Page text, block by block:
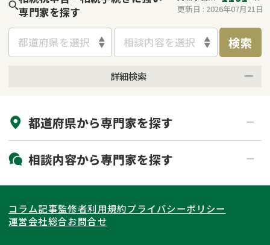
専門家を探す
更新日 : 2026年07月21日
都道府県を選択 相談内容を選択 検索
詳細検索
初回相談無料
土日祝の相談可能
都道府県から専門家を探す
北海道・東北
北海道 青森県
岩手県 宮城県
関東
東京都 神奈川県
東海
相談内容から専門家を探す
相続登記
遺産分割
コラム記事監修者利用規約プライバシーポリシー
運営会社総合お問合せ